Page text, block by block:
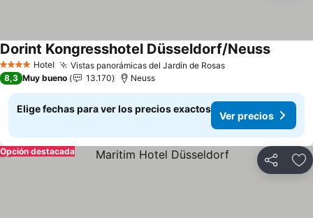
4 EstrellasHotel Vistas panorámicas del Jardín de Rosas
Dorint Kongresshotel Düsseldorf/Neuss
8,3 Muy bueno 13.170 Neuss
Elige fechas para ver los precios exactos
Ver precios
Compartir
Opción destacada